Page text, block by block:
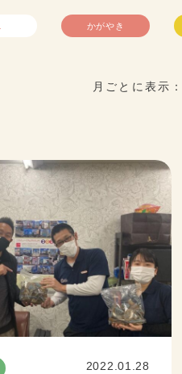
かがやき
月ごとに表示：
2022.01.28